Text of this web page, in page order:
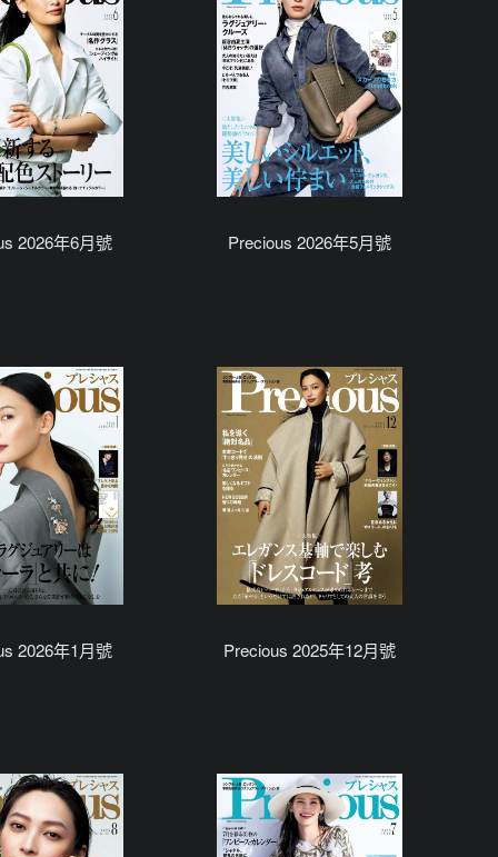
2026年6月號 Precious 2026年5月號
2026年1月號 Precious 2025年12月號